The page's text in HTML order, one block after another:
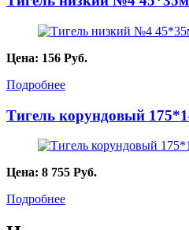
Цена: 156 Руб.
Подробнее
Тигель корундовый
Цена: 8 755 Руб.
Подробнее